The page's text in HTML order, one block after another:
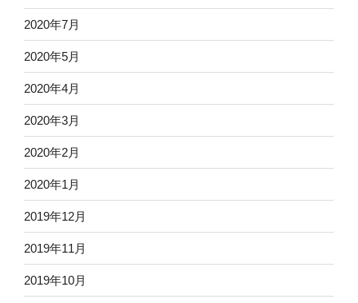
2020年7月
2020年5月
2020年4月
2020年3月
2020年2月
2020年1月
2019年12月
2019年11月
2019年10月